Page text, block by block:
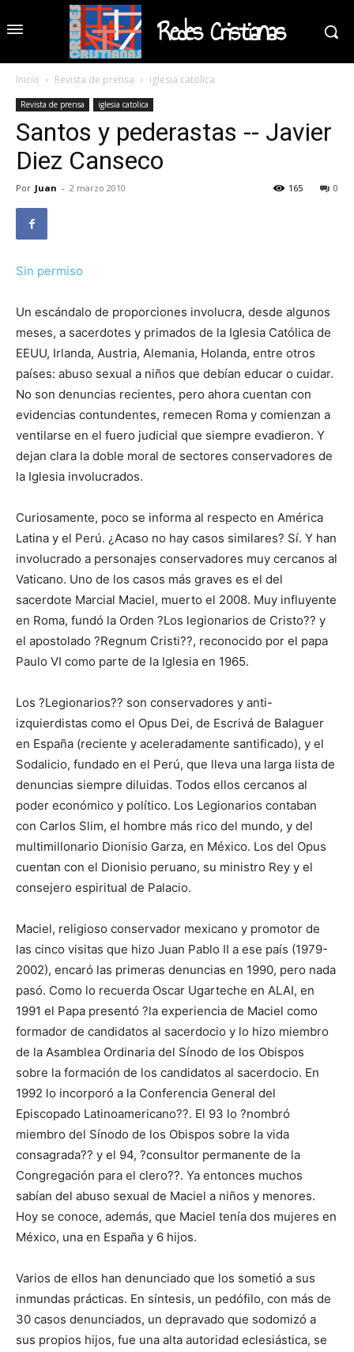
Redes Cristianas
Inicio Revista de prensa iglesia catolica
Revista de prensa iglesia catolica
Santos y pederastas -- Javier
Diez Canseco
Por Juan - 2 marzo 2010 0
165
Sin permiso
Un escándalo de proporciones involucra, desde algunos
meses, a sacerdotes y primados de la Iglesia Católica de
EEUU, Irlanda, Austria, Alemania, Holanda, entre otros
países: abuso sexual a niños que debían educar o cuidar.
No son denuncias recientes, pero ahora cuentan con
evidencias contundentes, remecen Roma y comienzan a
ventilarse en el fuero judicial que siempre evadieron. Y
dejan clara la doble moral de sectores conservadores de
la Iglesia involucrados.
Curiosamente, poco se informa al respecto en América
Latina y el Perú. ¿Acaso no hay casos similares? Sí. Y han
involucrado a personajes conservadores muy cercanos al
Vaticano. Uno de los casos más graves es el del
sacerdote Marcial Maciel, muerto el 2008. Muy influyente
en Roma, fundó la Orden ?Los legionarios de Cristo?? y
el apostolado ?Regnum Cristi??, reconocido por el papa
Paulo VI como parte de la Iglesia en 1965.
Los ?Legionarios?? son conservadores y anti-
izquierdistas como el Opus Dei, de Escrivá de Balaguer
en España (reciente y aceleradamente santificado), y el
Sodalicio, fundado en el Perú, que lleva una larga lista de
denuncias siempre diluidas. Todos ellos cercanos al
poder económico y político. Los Legionarios contaban
con Carlos Slim, el hombre más rico del mundo, y del
multimillonario Dionisio Garza, en México. Los del Opus
cuentan con el Dionisio peruano, su ministro Rey y el
consejero espiritual de Palacio.
Maciel, religioso conservador mexicano y promotor de
las cinco visitas que hizo Juan Pablo II a ese país (1979-
2002), encaró las primeras denuncias en 1990, pero nada
pasó. Como lo recuerda Oscar Ugarteche en ALAI, en
1991 el Papa presentó ?la experiencia de Maciel como
formador de candidatos al sacerdocio y lo hizo miembro
de la Asamblea Ordinaria del Sínodo de los Obispos
sobre la formación de los candidatos al sacerdocio. En
1992 lo incorporó a la Conferencia General del
Episcopado Latinoamericano??. El 93 lo ?nombró
miembro del Sínodo de los Obispos sobre la vida
consagrada?? y el 94, ?consultor permanente de la
Congregación para el clero??. Ya entonces muchos
sabían del abuso sexual de Maciel a niños y menores.
Hoy se conoce, además, que Maciel tenía dos mujeres en
México, una en España y 6 hijos.
Varios de ellos han denunciado que los sometió a sus
inmundas prácticas. En síntesis, un pedófilo, con más de
30 casos denunciados, un depravado que sodomizó a
sus propios hijos, fue una alta autoridad eclesiástica, se